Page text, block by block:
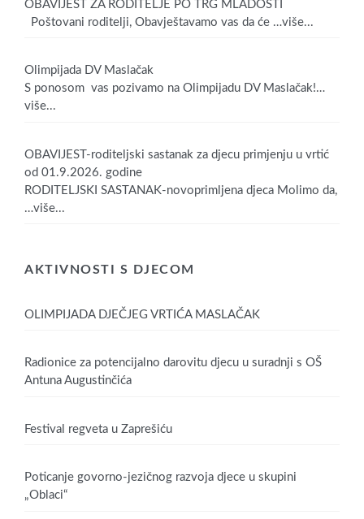
OBAVIJEST ZA RODITELJE PO TRG MLADOSTI
Poštovani roditelji, Obavještavamo vas da će …više...
Olimpijada DV Maslačak
S ponosom vas pozivamo na Olimpijadu DV Maslačak!…
više...
OBAVIJEST-roditeljski sastanak za djecu primjenju u vrtić
od 01.9.2026. godine
RODITELJSKI SASTANAK-novoprimljena djeca Molimo da,
…više...
AKTIVNOSTI S DJECOM
OLIMPIJADA DJEČJEG VRTIĆA MASLAČAK
Radionice za potencijalno darovitu djecu u suradnji s OŠ
Antuna Augustinčića
Festival regveta u Zaprešiću
Poticanje govorno-jezičnog razvoja djece u skupini
„Oblaci“